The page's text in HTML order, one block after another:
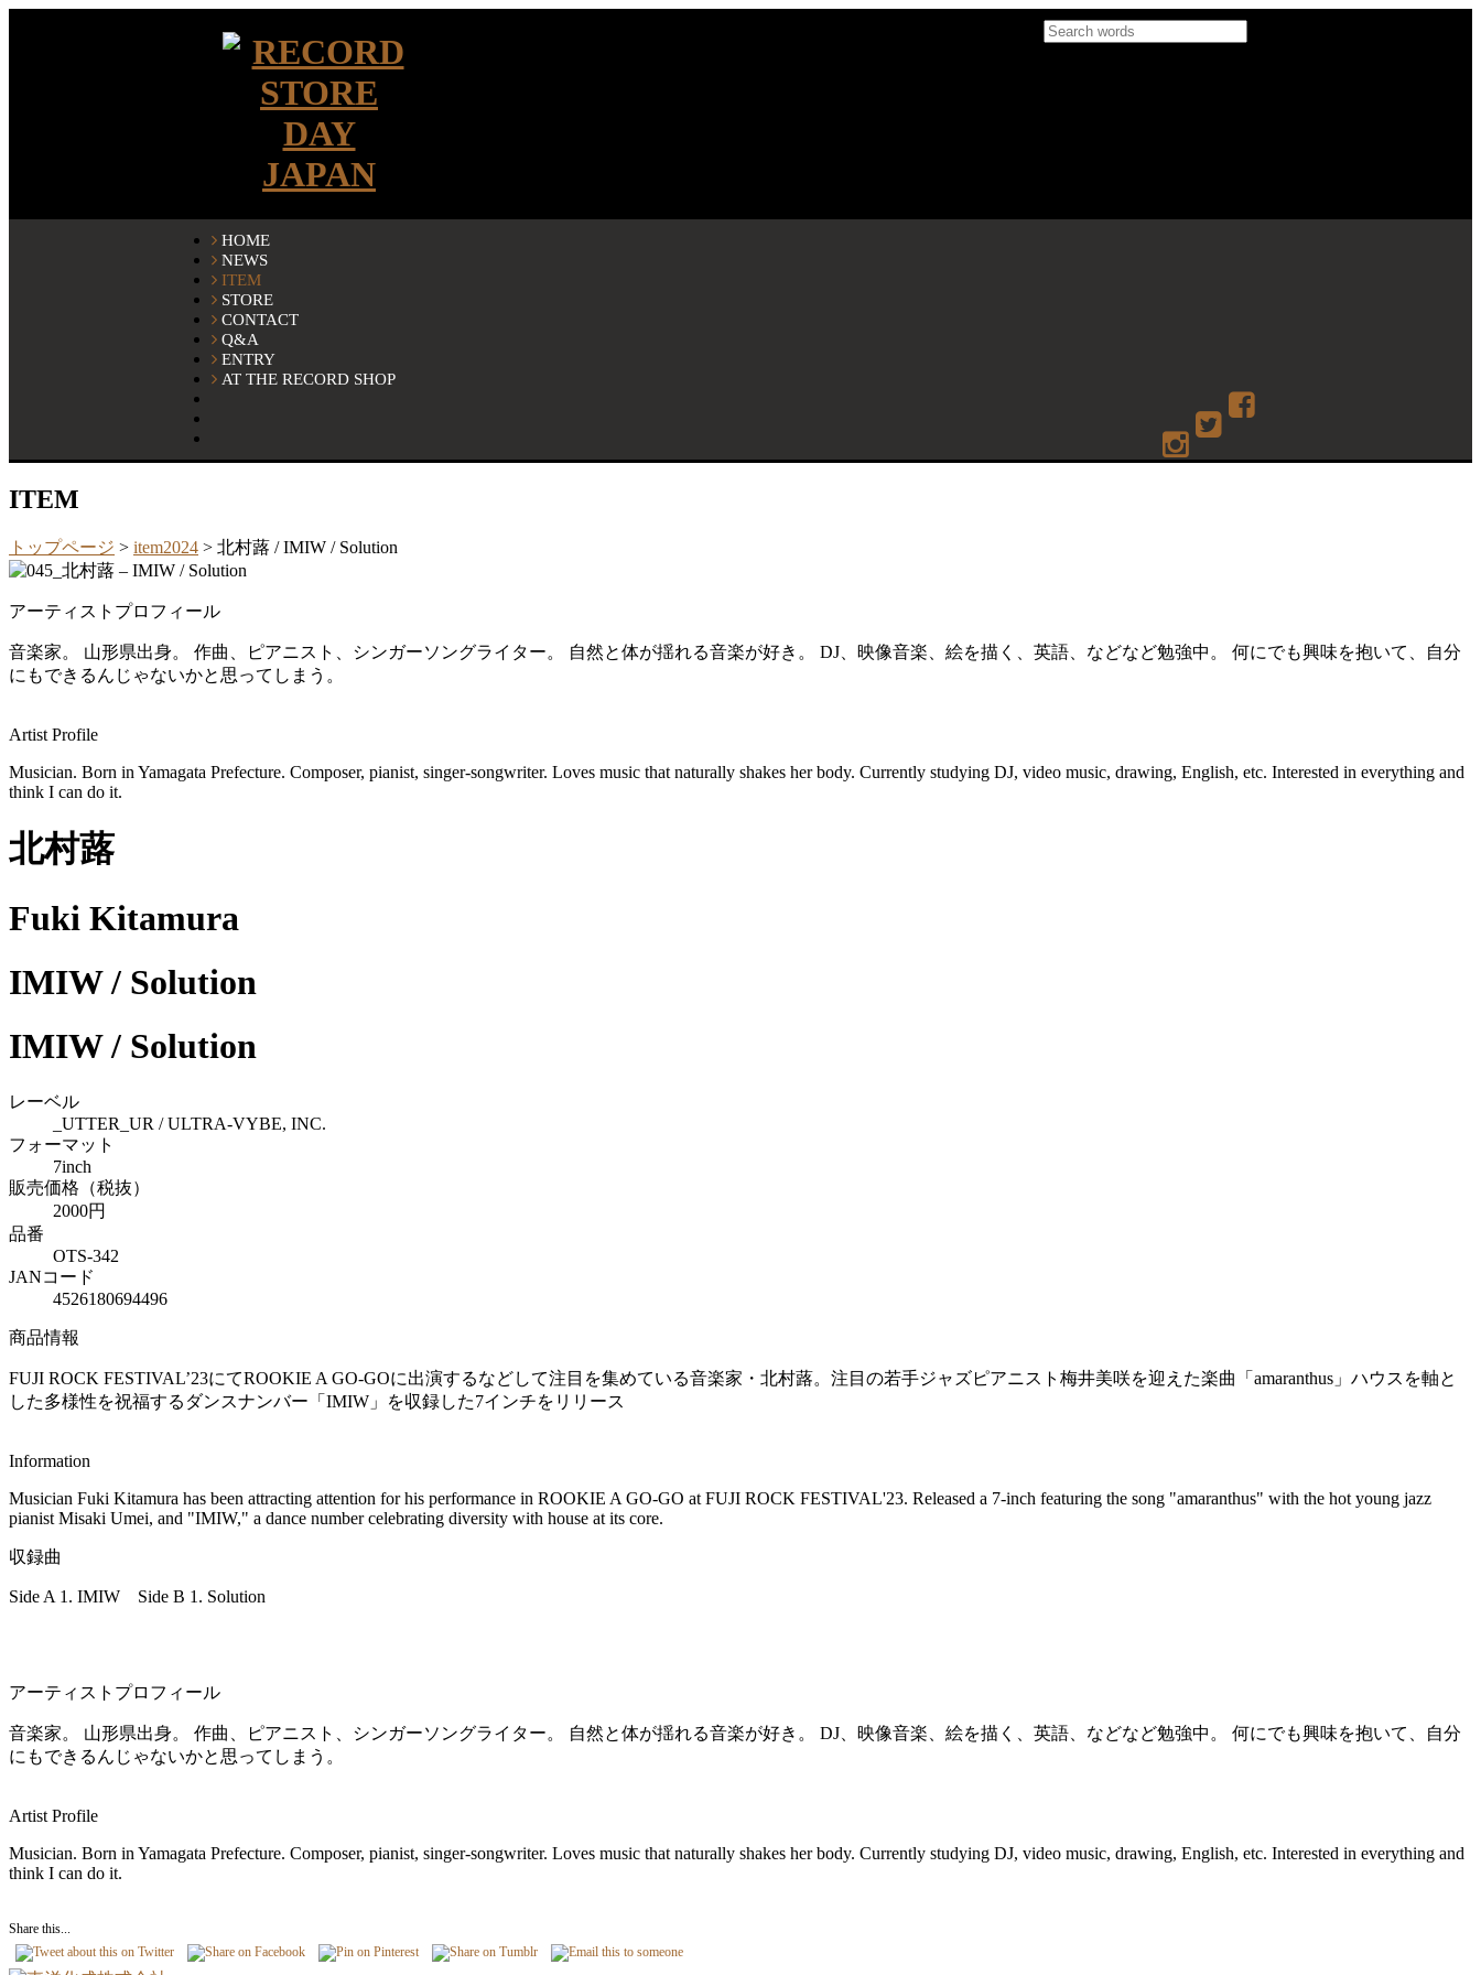
HOME
NEWS
ITEM
STORE
CONTACT
Q&A
ENTRY
AT THE RECORD SHOP
ITEM
トップページ > item2024 > 北村蕗 / IMIW / Solution
アーティストプロフィール
音楽家。 山形県出身。 作曲、ピアニスト、シンガーソングライター。 自然と体が揺れる音楽が好き。 DJ、映像音楽、絵を描く、英語、などなど勉強中。 何にでも興味を抱いて、自分
にもできるんじゃないかと思ってしまう。
Artist Profile
Musician. Born in Yamagata Prefecture. Composer, pianist, singer-songwriter. Loves music that naturally shakes her body. Currently studying DJ, video music, drawing, English, etc. Interested in everything and
think I can do it.
北村蕗
Fuki Kitamura
IMIW / Solution
IMIW / Solution
レーベル
_UTTER_UR / ULTRA-VYBE, INC.
フォーマット
7inch
販売価格（税抜）
2000円
品番
OTS-342
JANコード
4526180694496
商品情報
FUJI ROCK FESTIVAL’23にてROOKIE A GO-GOに出演するなどして注目を集めている音楽家・北村蕗。注目の若手ジャズピアニスト梅井美咲を迎えた楽曲「amaranthus」ハウスを軸と
した多様性を祝福するダンスナンバー「IMIW」を収録した7インチをリリース
Information
Musician Fuki Kitamura has been attracting attention for his performance in ROOKIE A GO-GO at FUJI ROCK FESTIVAL'23. Released a 7-inch featuring the song "amaranthus" with the hot young jazz
pianist Misaki Umei, and "IMIW," a dance number celebrating diversity with house at its core.
収録曲
Side A 1. IMIW Side B 1. Solution
アーティストプロフィール
音楽家。 山形県出身。 作曲、ピアニスト、シンガーソングライター。 自然と体が揺れる音楽が好き。 DJ、映像音楽、絵を描く、英語、などなど勉強中。 何にでも興味を抱いて、自分
にもできるんじゃないかと思ってしまう。
Artist Profile
Musician. Born in Yamagata Prefecture. Composer, pianist, singer-songwriter. Loves music that naturally shakes her body. Currently studying DJ, video music, drawing, English, etc. Interested in everything and
think I can do it.
Share this...